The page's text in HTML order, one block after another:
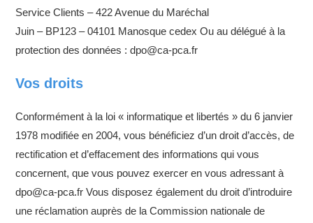
Service Clients – 422 Avenue du Maréchal
Juin – BP123 – 04101 Manosque cedex Ou au délégué à la
protection des données : dpo@ca-pca.fr
Vos droits
Conformément à la loi « informatique et libertés » du 6 janvier
1978 modifiée en 2004, vous bénéficiez d’un droit d’accès, de
rectification et d’effacement des informations qui vous
concernent, que vous pouvez exercer en vous adressant à
dpo@ca-pca.fr Vous disposez également du droit d’introduire
une réclamation auprès de la Commission nationale de